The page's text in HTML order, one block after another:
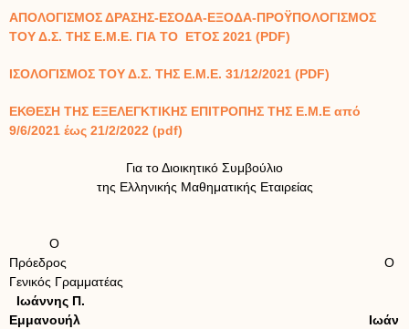
ΑΠΟΛΟΓΙΣΜΟΣ ΔΡΑΣΗΣ-ΕΣΟΔΑ-ΕΞΟΔΑ-ΠΡΟΫΠΟΛΟΓΙΣΜΟΣ
ΤΟΥ Δ.Σ. ΤΗΣ Ε.Μ.Ε. ΓΙΑ ΤΟ ΕΤΟΣ 2021 (PDF)
ΙΣΟΛΟΓΙΣΜΟΣ ΤΟΥ Δ.Σ. ΤΗΣ Ε.Μ.Ε. 31/12/2021 (PDF)
ΕΚΘΕΣΗ ΤΗΣ ΕΞΕΛΕΓΚΤΙΚΗΣ ΕΠΙΤΡΟΠΗΣ ΤΗΣ Ε.Μ.Ε από
9/6/2021 έως 21/2/2022 (pdf)
Για το Διοικητικό Συμβούλιο
της Ελληνικής Μαθηματικής Εταιρείας
Ο
Πρόεδρος Ο
Γενικός Γραμματέας
Ιωάννης Π.
Εμμανουήλ
Ιωάν